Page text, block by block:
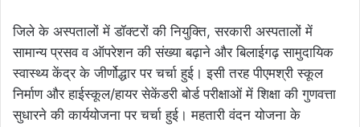
जिले के अस्पतालों में डॉक्टरों की नियुक्ति, सरकारी अस्पतालों में
सामान्य प्रसव व ऑपरेशन की संख्या बढ़ाने और बिलाईगढ़ सामुदायिक
स्वास्थ्य केंद्र के जीर्णोद्धार पर चर्चा हुई। इसी तरह पीएमश्री स्कूल
निर्माण और हाईस्कूल/हायर सेकेंडरी बोर्ड परीक्षाओं में शिक्षा की गुणवत्ता
सुधारने की कार्ययोजना पर चर्चा हुई। महतारी वंदन योजना के